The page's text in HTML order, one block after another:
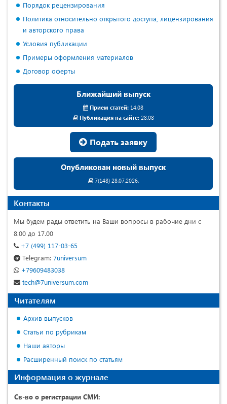
Порядок рецензирования
Политика относительно открытого доступа, лицензирования
и авторского права
Условия публикации
Примеры оформления материалов
Договор оферты
Ближайший выпуск
Прием статей: 14.08
Публикация на сайте:28.08
Подать заявку
Опубликован новый выпуск
7(148) 28.07.2026.
Контакты
Мы будем рады ответить на Ваши вопросы в рабочие дни с
8.00 до 17.00
+7 (499) 117-03-65
Telegram: 7universum
+79609483038
tech@7universum.com
Читателям
Архив выпусков
Статьи по рубрикам
Наши авторы
Расширенный поиск по статьям
Информация о журнале
Св-во о регистрации СМИ: